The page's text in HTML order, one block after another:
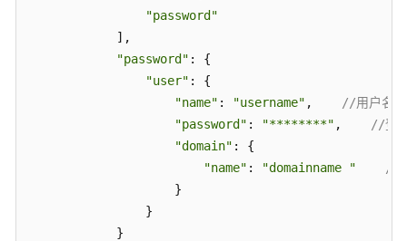
"password"
            ],
"password" : {
"user" : {
"name" : "username" ,
//用户名
"password" : "********" ,
//登
"domain" : {
"name" : "domainname "
//
                    }
                }
            }